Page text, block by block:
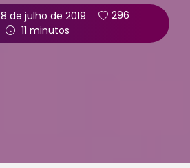
8 de julho de 2019
296
11 minutos